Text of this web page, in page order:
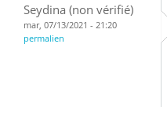
Seydina (non vérifié)
mar, 07/13/2021 - 21:20
permalien